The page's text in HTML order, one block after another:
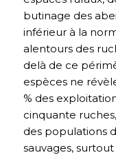
butinage des
inférieur à la
alentours des
delà de ce
espèces ne
% des
cinquante
des populations
sauvages,